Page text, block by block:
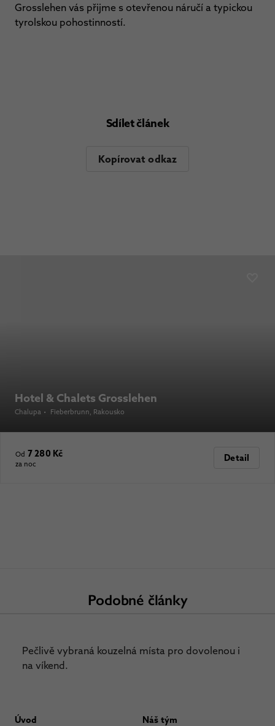
Grosslehen vás přijme s otevřenou náručí a typickou
tyrolskou pohostinností.
Sdílet článek
Kopírovat odkaz
Hotel & Chalets Grosslehen
Chalupa • Fieberbrunn, Rakousko
Od 7 280 Kč
za noc
Detail
Podobné články
Pečlivě vybraná kouzelná místa pro dovolenou i
na víkend.
Úvod
Náš tým